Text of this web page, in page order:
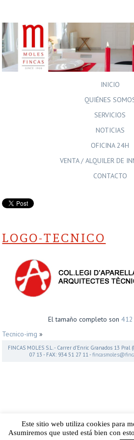
INICIO
QUIÉNES
SERVICIOS
NOTICIAS
OFICINA 24H
VENTA / ALQUILER DE
CONTACTO
LOGO-TECNICO
El tamaño completo son
Tecnico-img »
FINCAS MOLES S.L. - Carrer d’Enric Granados 13
07 13 - FAX: 934 51 27 11 -
Este sitio web utiliza cookies para
Asumiremos que usted está bien con